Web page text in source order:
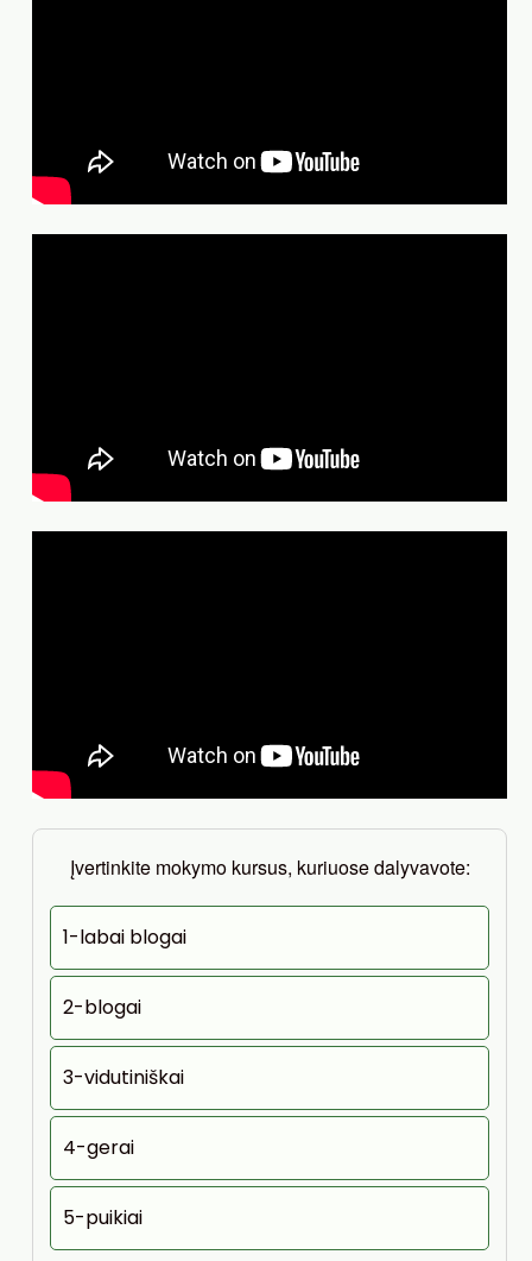
Įvertinkite mokymo kursus, kuriuose dalyvavote:
1-labai blogai
2-blogai
3-vidutiniškai
4-gerai
5-puikiai